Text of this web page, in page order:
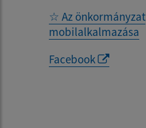
☆ Az önkormányzat
mobilalkalmazása
Facebook